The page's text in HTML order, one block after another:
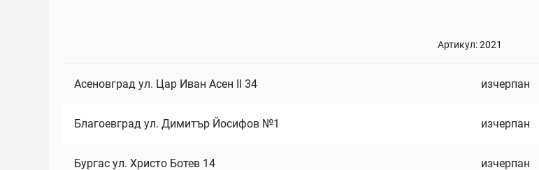
Артикул:2021
Асеновград ул. Цар Иван Асен II 34 изчерпан
Благоевград ул. Димитър Йосифов №1 изчерпан
Бургас ул. Христо Ботев 14 изчерпан